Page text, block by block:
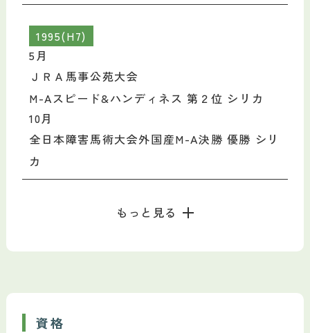
1995(H7)
5月
ＪＲＡ馬事公苑大会
M-Aスピード&ハンディネス 第２位 シリカ
10月
全日本障害馬術大会外国産M-A決勝 優勝 シリ
カ
もっと見る
資格